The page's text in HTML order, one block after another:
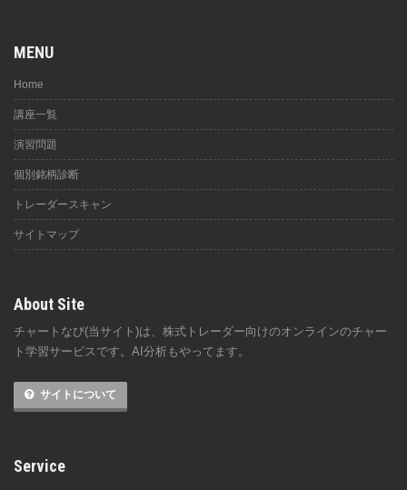
MENU
Home
講座一覧
演習問題
個別銘柄診断
トレーダースキャン
サイトマップ
About Site
チャートなび(当サイト)は、株式トレーダー向けのオンラインのチャー
ト学習サービスです。AI分析もやってます。
サイトについて
Service